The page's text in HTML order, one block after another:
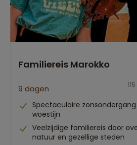
Familiereis Marokko
9 dagen
Spectaculaire
woestijn
Veelzijdige familiereis door
natuur en gezellige steden